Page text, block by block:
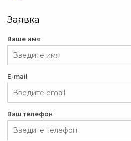
Заявка
Ваше имя
E-mail
Ваш телефон